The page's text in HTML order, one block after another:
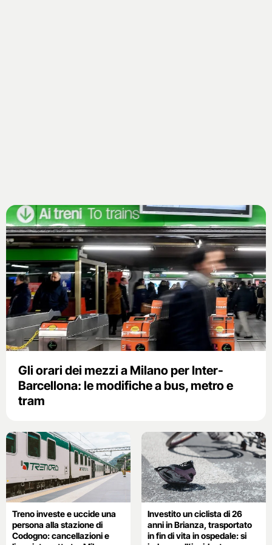
Gli orari dei mezzi a Milano per Inter-
Barcellona: le modifiche a bus, metro e
tram
Treno investe e uccide una
persona alla stazione di
Codogno: cancellazioni e
Investito un ciclista di 26
anni in Brianza, trasportato
in fin di vita in ospedale: si